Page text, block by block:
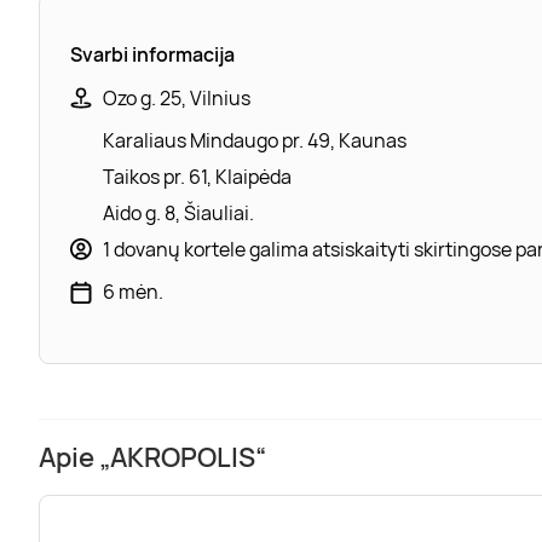
Svarbi informacija
Ozo g. 25, Vilnius
Karaliaus Mindaugo pr. 49, Kaunas
Taikos pr. 61, Klaipėda
Aido g. 8, Šiauliai.
1 dovanų kortele galima atsiskaityti skirtingose
6 mėn.
Apie „AKROPOLIS“